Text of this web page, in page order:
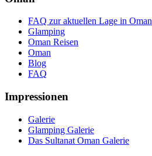
FAQ zur aktuellen Lage in Oman
Glamping
Oman Reisen
Oman
Blog
FAQ
Impressionen
Galerie
Glamping Galerie
Das Sultanat Oman Galerie